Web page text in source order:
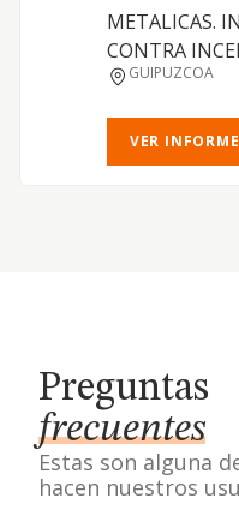
METALICAS.
CONTRA
GUIPUZCOA
VER INFORME
Preguntas
frecuentes
Estas son alguna
hacen nuestros